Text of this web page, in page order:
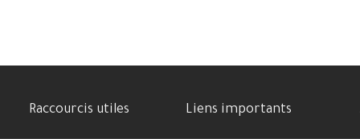
Raccourcis utiles Liens importants